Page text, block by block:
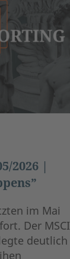
2026 |
im Mai
Der MSCI
deutlich